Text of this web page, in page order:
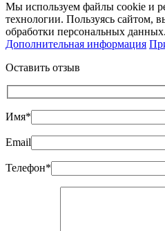
Мы используем файлы cookie и
технологии. Пользуясь сайтом,
обработки персональных данных.
Дополнительная информация
Оставить отзыв
Имя*
Email
Телефон*